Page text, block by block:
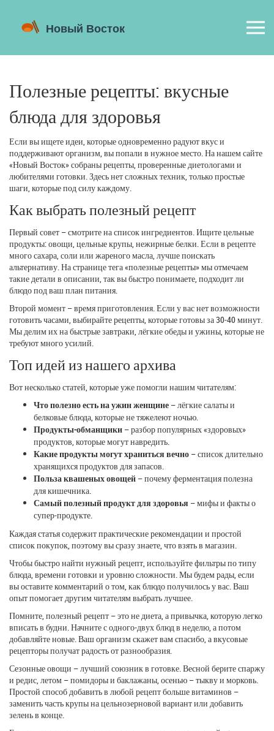
Полезные рецепты: вкусные
блюда для здоровья
Если вы ищете идеи, которые одновременно радуют вкус и
поддерживают организм, вы попали в нужное место. На нашем сайте
«Новый Восток» собраны рецепты, проверенные диетологами и
любителями готовки. Здесь нет сложных техник, только простые
шаги, которые под силу каждому.
Как выбрать полезный рецепт
Первый совет – смотрите на список ингредиентов. Ищите цельные
продукты: овощи, цельные крупы, нежирные белки. Если в рецепте
много сахара, соли или жареного масла, лучше поискать
альтернативу. На странице тега «полезные рецепты» мы отмечаем
такие детали в описании, так вы быстро понимаете, подходит ли
блюдо под ваш план питания.
Второй момент – время приготовления. Если у вас нет возможности
готовить часами, выбирайте рецепты, которые готовы за 30‑40 минут.
Мы делим их на быстрые завтраки, лёгкие обеды и ужины, которые не
требуют много усилий.
Топ идей из нашего архива
Вот несколько статей, которые уже помогли нашим читателям:
Что полезно есть на ужин женщине – лёгкие салаты и
белковые блюда, которые не тяжелеют ночью.
Продукты‑обманщики – разбор популярных «здоровых»
продуктов, которые могут навредить.
Какие продукты могут храниться вечно – список длительно
хранящихся продуктов для запасов.
Польза квашеных овощей – почему ферментация полезна
для кишечника.
Самый полезный продукт для здоровья – мифы и факты о
супер‑продукте.
Каждая статья содержит практические рекомендации и простой
список покупок, поэтому вы сразу знаете, что взять в магазин.
Чтобы быстро найти нужный рецепт, используйте фильтры по типу
блюда, времени готовки и уровню сложности. Мы будем рады, если
вы оставите комментарий о том, как блюдо получилось у вас. Ваш
опыт помогает другим читателям выбрать лучшее.
Помните, полезный рецепт – это не диета, а привычка, которую легко
вписать в будни. Начните с одного‑двух блюд в неделю, а потом
добавляйте новые. Ваш организм скажет вам спасибо, а вкусовые
рецепторы получат радость от разнообразия.
Сезонные овощи – лучший союзник в готовке. Весной берите спаржу
и редис, летом – помидоры и баклажаны, осенью – тыкву и морковь.
Простой способ добавить в любой рецепт больше витаминов –
заменить часть крупы на цельнозерновой вариант или добавить
зелень в конце.